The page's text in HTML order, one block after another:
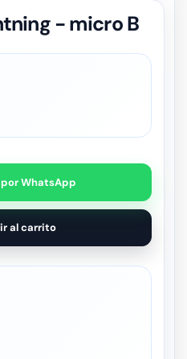
- micro B
WhatsApp
al carrito